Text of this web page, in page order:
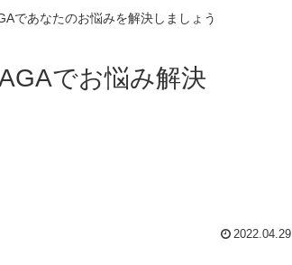
であなたのお悩みを解決しましょう
でお悩み解決
2022.04.29